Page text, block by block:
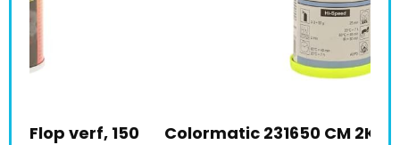
Colormatic 231650 CM 2K transparante